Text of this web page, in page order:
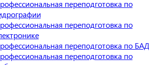
переподготовка по
переподготовка по
переподготовка по БАД
переподготовка по